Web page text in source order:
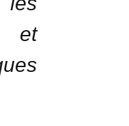
et